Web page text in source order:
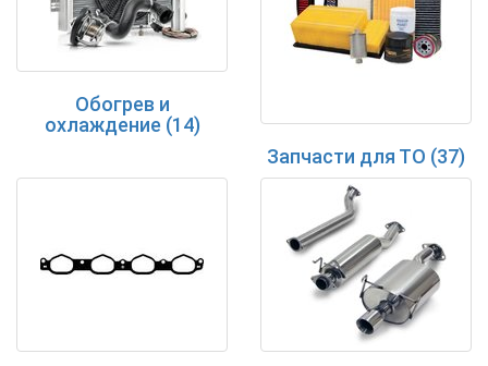
Обогрев и
охлаждение (14)
Запчасти для ТО (37)